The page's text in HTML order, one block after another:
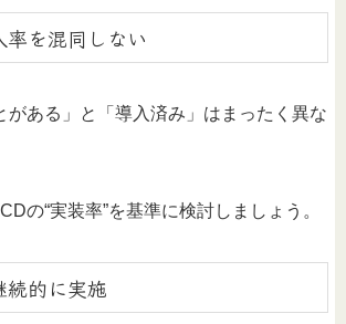
を混同しない
がある」と「導入済み」はまったく異な
の“実装率”を基準に検討しましょう。
続的に実施